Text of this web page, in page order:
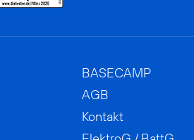
BASECAMP
AGB
Kontakt